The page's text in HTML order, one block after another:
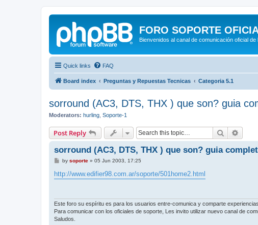
FORO SOPORTE
Bienvenidos al canal de comunicación oficial de
Quick links FAQ
Board index Preguntas y Repuestas Tecnicas Categoria 5.1
sorround (AC3, DTS, THX ) que son? guia
Moderators: hurling Soporte-1
Post Reply Search
sorround (AC3, DTS, THX ) que son? guia
P
s
t
by soporte» 05 Jun 2003, 17:25
http://www.edifier98.com.ar/soporte/501home2.html
Este foro su espíritu es para los usuarios entre-comunica y comparte
Para comunicar con los oficiales de soporte, Les invito utilizar nuevo canal de
Saludos.